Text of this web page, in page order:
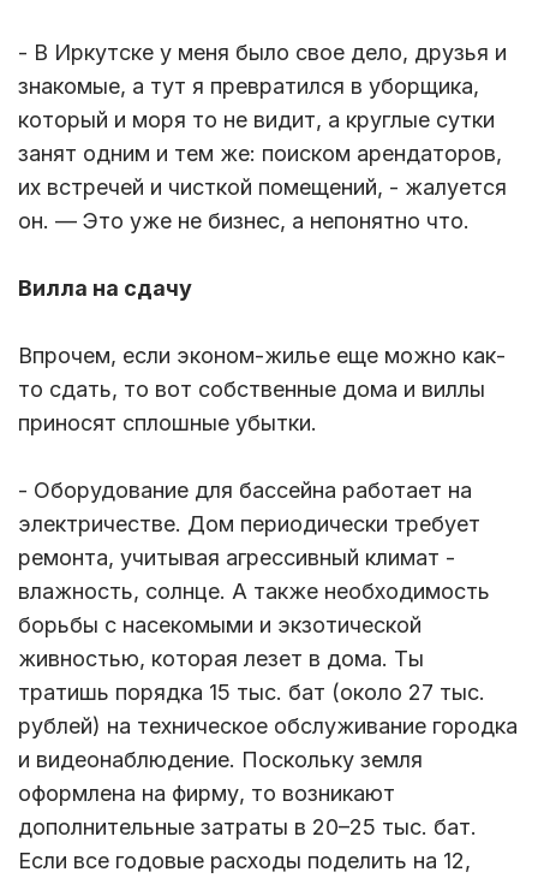
- В Иркутске у меня было свое дело, друзья и
знакомые, а тут я превратился в уборщика,
который и моря то не видит, а круглые сутки
занят одним и тем же: поиском арендаторов,
их встречей и чисткой помещений, - жалуется
он. — Это уже не бизнес, а непонятно что.
Вилла на сдачу
Впрочем, если эконом-жилье еще можно как-
то сдать, то вот собственные дома и виллы
приносят сплошные убытки.
- Оборудование для бассейна работает на
электричестве. Дом периодически требует
ремонта, учитывая агрессивный климат -
влажность, солнце. А также необходимость
борьбы с насекомыми и экзотической
живностью, которая лезет в дома. Ты
тратишь порядка 15 тыс. бат (около 27 тыс.
рублей) на техническое обслуживание городка
и видеонаблюдение. Поскольку земля
оформлена на фирму, то возникают
дополнительные затраты в 20–25 тыс. бат.
Если все годовые расходы поделить на 12,